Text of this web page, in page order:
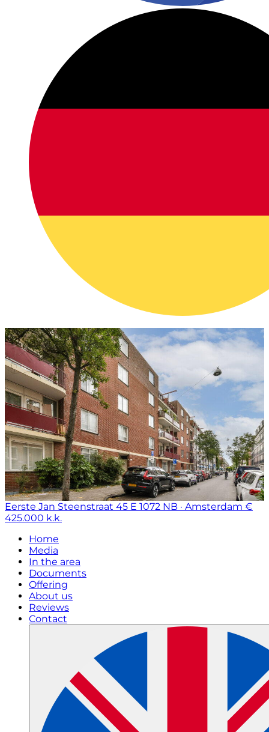
Eerste Jan Steenstraat 45 E 1072 NB · Amsterdam €
425.000 k.k.
Home
Media
In the area
Documents
Offering
About us
Reviews
Contact